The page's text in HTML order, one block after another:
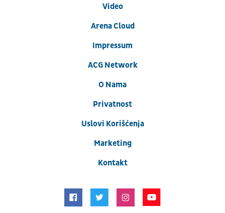
Video
Arena Cloud
Impressum
ACG Network
O Nama
Privatnost
Uslovi Korišćenja
Marketing
Kontakt